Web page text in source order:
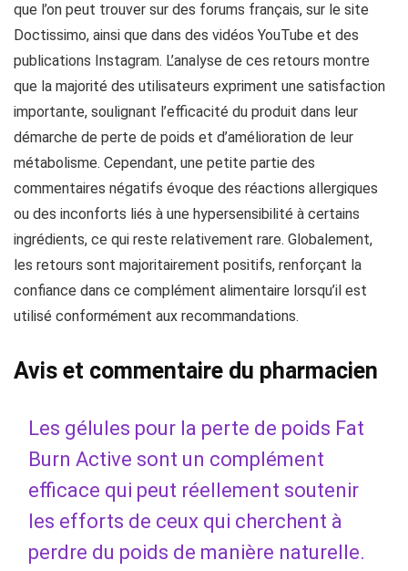
que l’on peut trouver sur des forums français, sur le site
Doctissimo, ainsi que dans des vidéos YouTube et des
publications Instagram. L’analyse de ces retours montre
que la majorité des utilisateurs expriment une satisfaction
importante, soulignant l’efficacité du produit dans leur
démarche de perte de poids et d’amélioration de leur
métabolisme. Cependant, une petite partie des
commentaires négatifs évoque des réactions allergiques
ou des inconforts liés à une hypersensibilité à certains
ingrédients, ce qui reste relativement rare. Globalement,
les retours sont majoritairement positifs, renforçant la
confiance dans ce complément alimentaire lorsqu’il est
utilisé conformément aux recommandations.
Avis et commentaire du pharmacien
Les gélules pour la perte de poids Fat
Burn Active sont un complément
efficace qui peut réellement soutenir
les efforts de ceux qui cherchent à
perdre du poids de manière naturelle.